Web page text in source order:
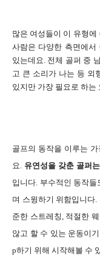
많은 여성들이 이 유형
사람은 다양한 측면에서
있는데요. 전체 골퍼 중
고 큰 소리가 나는 등 외
있지만 가장 필요로 하는
골프의 동작을 이루는
요. 유연성을 갖춘 골퍼
입니다. 부수적인 동작
며 스윙하기 위함입니다
준한 스트레칭, 적절한
않고 할 수 있는 운동이
p하기 위해 시작해볼 수